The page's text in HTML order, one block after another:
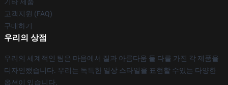
고객지원 (FAQ)
구매하기
우리의 상점
우리의 세계적인 팀은 마음에서 질과 아름다움 둘 다를 가진 각 제품을
디자인했습니다. 우리는 독특한 일상 스타일을 표현할 수있는 다양한
옵션이 있습니다.